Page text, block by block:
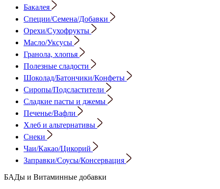
Бакалея
Специи/Семена/Добавки
Орехи/Сухофрукты
Масло/Уксусы
Гранола, хлопья
Полезные сладости
Шоколад/Батончики/Конфеты
Сиропы/Подсластители
Сладкие пасты и джемы
Печенье/Вафли
Хлеб и альтернативы
Снеки
Чаи/Какао/Цикорий
Заправки/Соусы/Консервация
БАДы и Витаминные добавки